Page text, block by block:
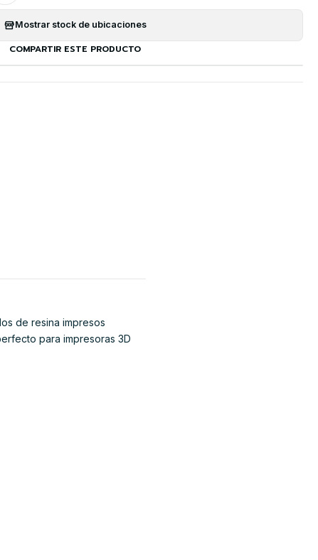
Mostrar stock de ubicaciones
COMPARTIR ESTE PRODUCTO
de resina impresos
para impresoras 3D